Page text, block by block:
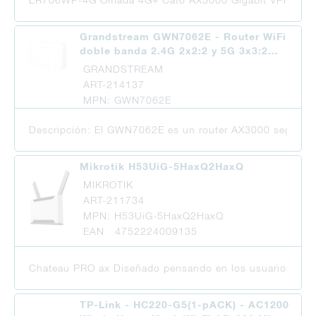
Grandstream GWN7062E - Router WiFi
doble banda 2.4G 2x2:2 y 5G 3x3:2…
GRANDSTREAM
ART-214137
MPN: GWN7062E
Descripción: El GWN7062E es un router AX3000
Mikrotik H53UiG-5HaxQ2HaxQ
MIKROTIK
ART-211734
MPN: H53UiG-5HaxQ2HaxQ
EAN 4752224009135
Chateau PRO ax Diseñado pensando en los usuarios
TP-Link - HC220-G5(1-pACK) - AC1200